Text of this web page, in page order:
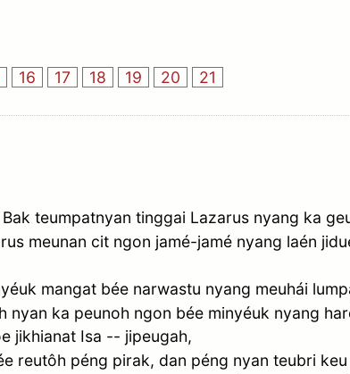
16 17 18 19 20 21
teumpatnyan tinggai Lazarus nyang ka
meunan cit ngon jamé-jamé nyang laén
mangat bée narwastu nyang meuhái
ka peunoh ngon bée minyéuk nyang
jikhianat Isa -- jipeugah,
reutôh péng pirak, dan péng nyan teubri